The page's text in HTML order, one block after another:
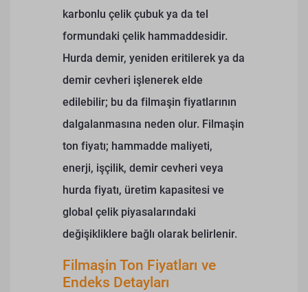
karbonlu çelik çubuk ya da tel
formundaki çelik hammaddesidir.
Hurda demir, yeniden eritilerek ya da
demir cevheri işlenerek elde
edilebilir; bu da filmaşin fiyatlarının
dalgalanmasına neden olur. Filmaşin
ton fiyatı; hammadde maliyeti,
enerji, işçilik, demir cevheri veya
hurda fiyatı, üretim kapasitesi ve
global çelik piyasalarındaki
değişikliklere bağlı olarak belirlenir.
Filmaşin Ton Fiyatları ve
Endeks Detayları